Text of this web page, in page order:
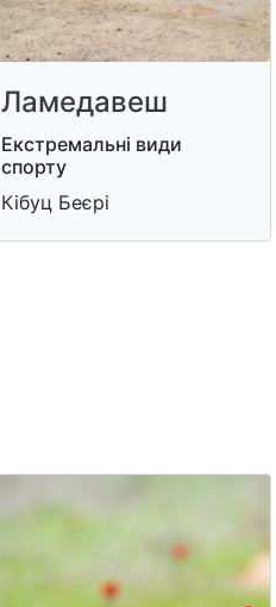
Ламедавеш
Екстремальні види
спорту
Кібуц Беєрі